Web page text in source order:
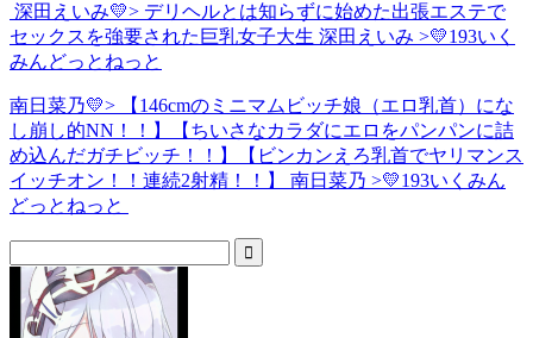
深田えいみ💛> デリヘルとは知らずに始めた出張エステで
セックスを強要された巨乳女子大生 深田えいみ >💛193いく
みんどっとねっと
南日菜乃💛> 【146cmのミニマムビッチ娘（エロ乳首）にな
し崩し的NN！！】【ちいさなカラダにエロをパンパンに詰
め込んだガチビッチ！！】【ビンカンえろ乳首でヤリマンス
イッチオン！！連続2射精！！】 南日菜乃 >💛193いくみん
どっとねっと